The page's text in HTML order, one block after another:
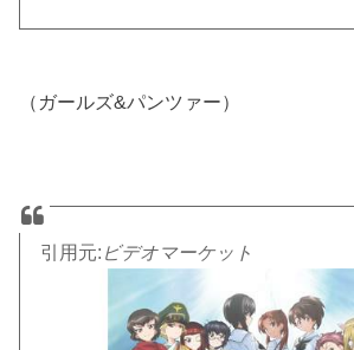
（ガールズ&パンツァー）
引用元: ビデオマーケット